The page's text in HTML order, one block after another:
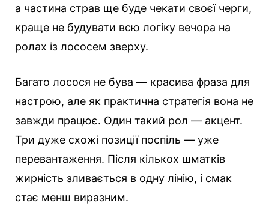
а частина страв ще буде чекати своєї черги,
краще не будувати всю логіку вечора на
ролах із лососем зверху.
Багато лосося не бува — красива фраза для
настрою, але як практична стратегія вона не
завжди працює. Один такий рол — акцент.
Три дуже схожі позиції поспіль — уже
перевантаження. Після кількох шматків
жирність зливається в одну лінію, і смак
стає менш виразним.